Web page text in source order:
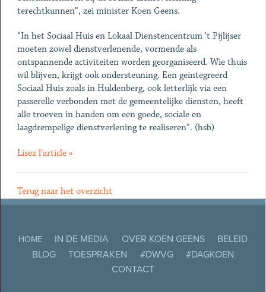
terechtkunnen”, zei minister Koen Geens.
“In het Sociaal Huis en Lokaal Dienstencentrum 't Pijlijser
moeten zowel dienstverlenende, vormende als
ontspannende activiteiten worden georganiseerd. Wie thuis
wil blijven, krijgt ook ondersteuning. Een geïntegreerd
Sociaal Huis zoals in Huldenberg, ook letterlijk via een
passerelle verbonden met de gemeentelijke diensten, heeft
alle troeven in handen om een goede, sociale en
laagdrempelige dienstverlening te realiseren”. (hsb)
Lisez l'article »
Terug naar het overzicht
HOME IN DE MEDIA OVER KOEN GEENS
BELEID
BLOG
TOESPRAKEN #DWVG
#DAGKOEN
CONTACT